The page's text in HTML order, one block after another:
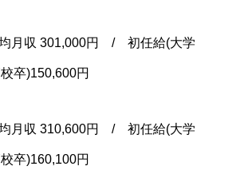
均月収 301,000円 / 初任給(大学
卒)150,600円
均月収 310,600円 / 初任給(大学
卒)160,100円